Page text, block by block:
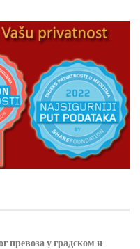
превоза у градском и